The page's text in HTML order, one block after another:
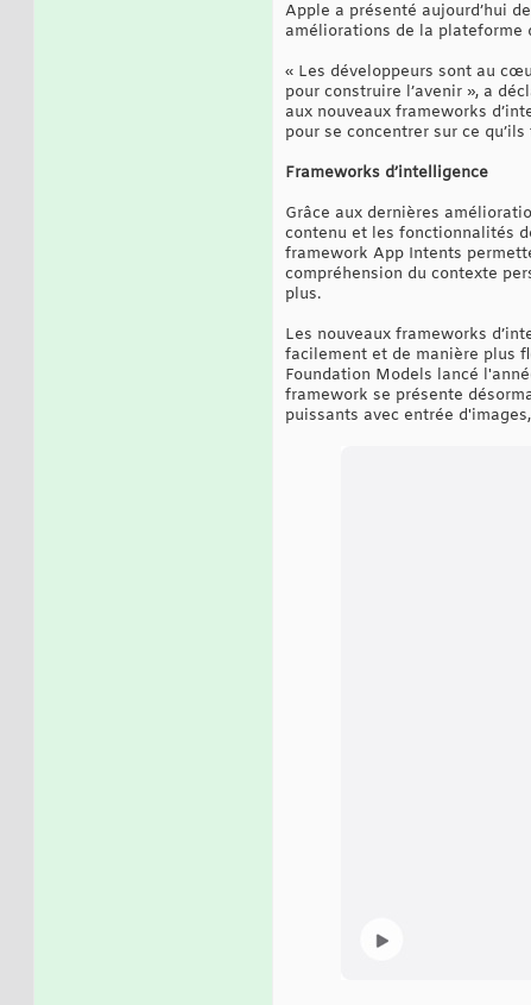
Apple a présenté aujourd’hui
améliorations de la plateforme
« Les développeurs sont au
pour construire l’avenir », a
aux nouveaux frameworks
pour se concentrer sur ce
Frameworks d’intelligence
Grâce aux dernières
contenu et les fonctionnalités
framework App Intents
compréhension du contexte
plus.
Les nouveaux frameworks
facilement et de manière plus
Foundation Models lancé
framework se présente
puissants avec entrée